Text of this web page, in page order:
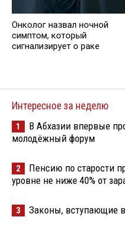
Онколог назвал ночной
симптом, который
сигнализирует о раке
Интересное за неделю
1
В Абхазии впервые
молодёжный форум
2
Пенсию по старости
уровне не ниже 40% от
3 Законы, вступающие в